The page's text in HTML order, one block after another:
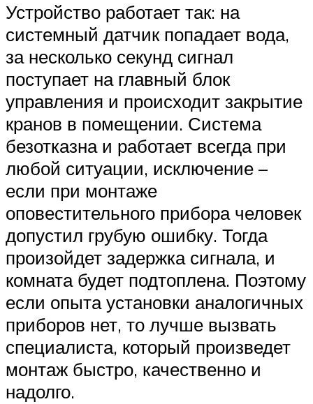
Устройство работает так: на
системный датчик попадает вода,
за несколько секунд сигнал
поступает на главный блок
управления и происходит закрытие
кранов в помещении. Система
безотказна и работает всегда при
любой ситуации, исключение –
если при монтаже
оповестительного прибора человек
допустил грубую ошибку. Тогда
произойдет задержка сигнала, и
комната будет подтоплена. Поэтому
если опыта установки аналогичных
приборов нет, то лучше вызвать
специалиста, который произведет
монтаж быстро, качественно и
надолго.